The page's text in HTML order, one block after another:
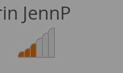
JennP